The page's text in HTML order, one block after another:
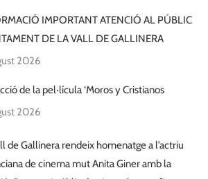
IMPORTANT ATENCIÓ AL PÚBLIC
DE LA VALL DE GALLINERA
2026
de la pel·lícula ‘Moros y Cristianos
2026
de Gallinera rendeix homenatge a l’actriu
de cinema mut Anita Giner amb la